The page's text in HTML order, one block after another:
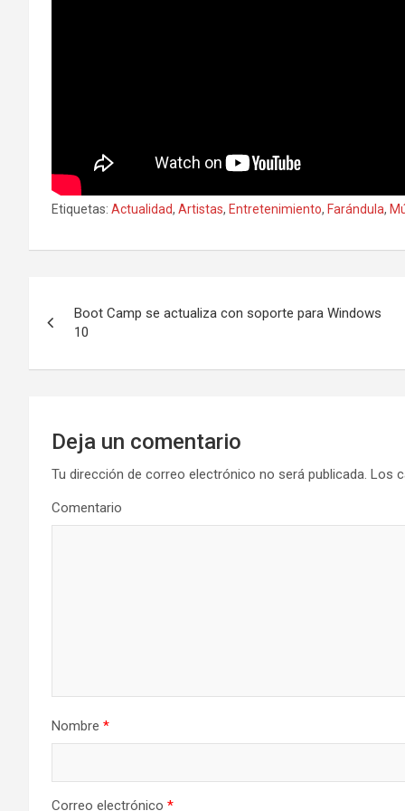
Etiquetas: Actualidad, Artistas, Entretenimiento, Farándula,
v
Boot Camp se actualiza con soporte para Windows
10
Deja un comentario
Tu dirección de correo electrónico no será publicada. Los
Comentario
Nombre *
Correo electrónico *